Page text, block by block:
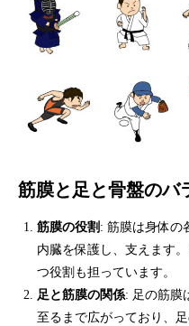
筋膜と足と骨盤のバ
筋膜の役割 : 筋膜は身体の
内臓を保護し、支えます
つ役割も担っています。
足と筋膜の関係: 足の筋膜
至るまで広がっており、